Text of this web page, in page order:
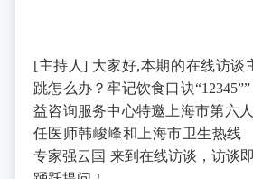
[主持人] 大家好,本期的在线访谈
跳怎么办？牢记饮食口诀“12345””
益咨询服务中心特邀上海市第六
任医师韩峻峰和上海市卫生热线
专家强云国 来到在线访谈，访谈